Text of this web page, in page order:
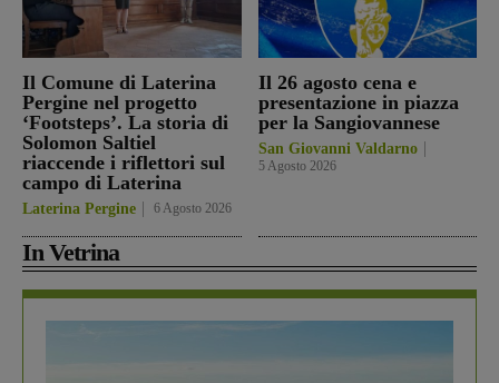
Il Comune di Laterina
Pergine nel progetto
‘Footsteps’. La storia di
Solomon Saltiel
riaccende i riflettori sul
campo di Laterina
Laterina Pergine 6 Agosto 2026
Il 26 agosto cena e
presentazione in piazza
per la Sangiovannese
San Giovanni Valdarno
5 Agosto 2026
In Vetrina